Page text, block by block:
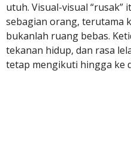
utuh. Visual-visual
sebagian orang, terutama
bukanlah ruang bebas.
tekanan hidup, dan rasa
tetap mengikuti hingga ke